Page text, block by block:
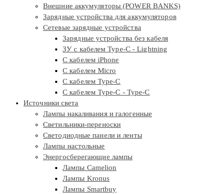
Внешние аккумуляторы (POWER BANKS)
Зарядные устройства для аккумуляторов
Сетевые зарядные устройства
Зарядные устройства без кабеля
ЗУ с кабелем Type-C - Lightning
С кабелем iPhone
С кабелем Micro
С кабелем Type-C
С кабелем Type-C - Type-C
Источники света
Лампы накаливания и галогенные
Светильники-переноски
Светодиодные панели и ленты
Лампы настольные
Энергосберегающие лампы
Лампы Camelion
Лампы Kronus
Лампы Smartbuy